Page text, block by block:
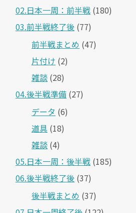
02.日本一周：前半戦 (180)
03.前半戦終了後 (77)
前半戦まとめ (47)
片付け (2)
雑談 (28)
04.後半戦準備 (27)
データ (6)
道具 (18)
雑談 (4)
05.日本一周：後半戦 (185)
06.後半戦終了後 (37)
後半戦まとめ (37)